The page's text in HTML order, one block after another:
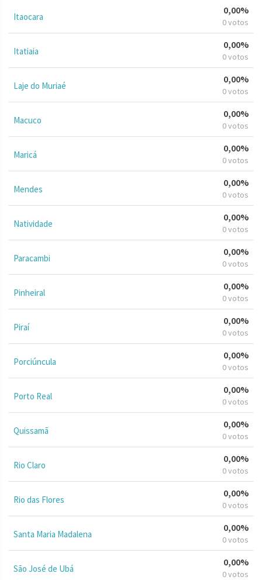
Itaocara
0,00%
0 votos
Itatiaia
0,00%
0 votos
Laje do Muriaé
0,00%
0 votos
Macuco
0,00%
0 votos
Maricá
0,00%
0 votos
Mendes
0,00%
0 votos
Natividade
0,00%
0 votos
Paracambi
0,00%
0 votos
Pinheiral
0,00%
0 votos
Piraí
0,00%
0 votos
Porciúncula
0,00%
0 votos
Porto Real
0,00%
0 votos
Quissamã
0,00%
0 votos
Rio Claro
0,00%
0 votos
Rio das Flores
0,00%
0 votos
Santa Maria Madalena
0,00%
0 votos
São José de Ubá
0,00%
0 votos